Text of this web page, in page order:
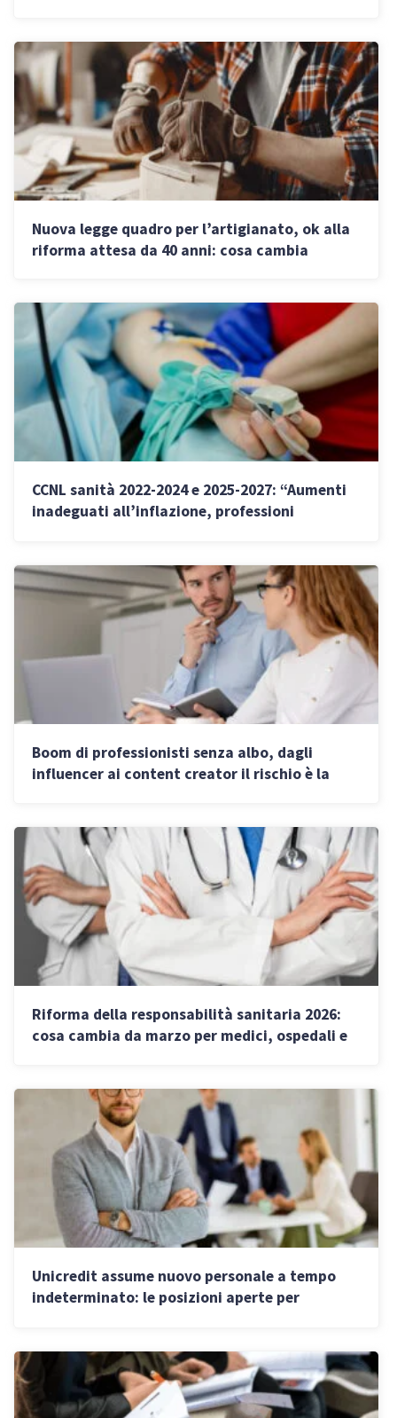
Nuova legge quadro per l’artigianato, ok alla
riforma attesa da 40 anni: cosa cambia
CCNL sanità 2022-2024 e 2025-2027: “Aumenti
inadeguati all’inflazione, professioni
Boom di professionisti senza albo, dagli
influencer ai content creator il rischio è la
Riforma della responsabilità sanitaria 2026:
cosa cambia da marzo per medici, ospedali e
Unicredit assume nuovo personale a tempo
indeterminato: le posizioni aperte per